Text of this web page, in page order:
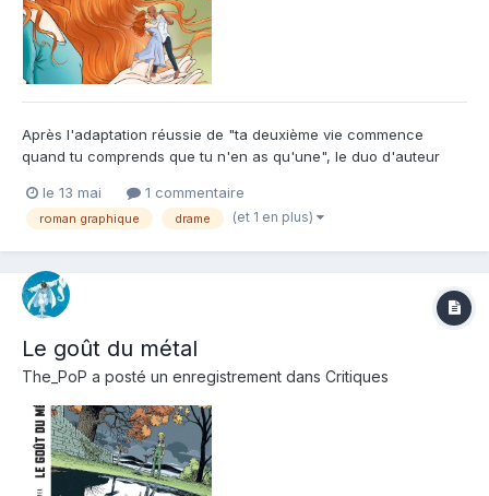
Après l'adaptation réussie de "ta deuxième vie commence
quand tu comprends que tu n'en as qu'une", le duo d'auteur
Ruffieux continue sur sa lancée et nous livre un nouveau roman
graphique illustrant une tranche de vie d'un couple, de ses d...
le 13 mai 1 commentaire
roman graphique drame (et 1 en plus)
Le goût du métal
The_PoP a posté un enregistrement dans Critiques